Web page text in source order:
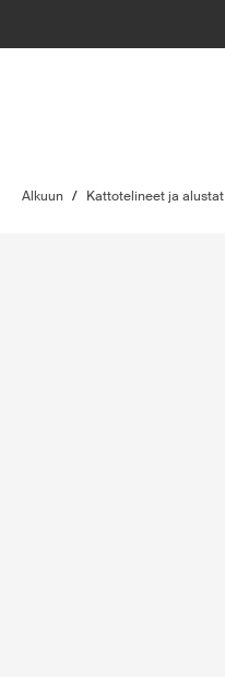
Alkuun / Kattotelineet ja alustat